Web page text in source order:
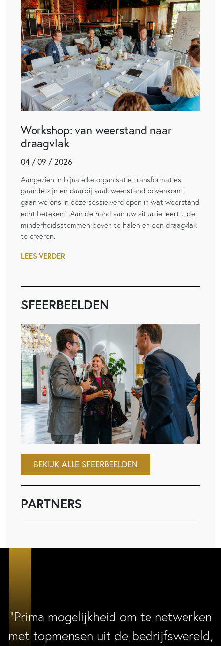
Workshop: van weerstand naar
draagvlak
04 / 09 / 2026
Aangezien in bijna elke organisatie transformaties
gaande zijn en daarbij vaak weerstand bovenkomt,
gaan we ons in deze sessie verdiepen in wat weerstand
echt betekent. Aan de hand van uw situatie leert u de
minderheidsstemmen boven te halen en een draagvlak
te creëren.
LEES VERDER
SFEERBEELDEN
BEKIJK ALLE SFEERBEELDEN
PARTNERS
“Prima mogelijkheid om te netwerken
met topmensen uit de bedrijfswereld,